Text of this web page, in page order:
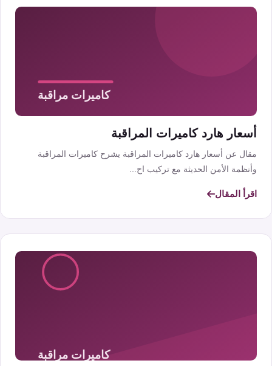
أسعار هارد كاميرات المراقبة
مقال عن أسعار هارد كاميرات المراقبة يشرح كاميرات المراقبة
وأنظمة الأمن الحديثة مع تركيب اح...
اقرأ المقال